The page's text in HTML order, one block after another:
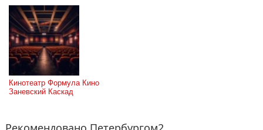
Кинотеатр Формула Кино
Заневский Каскад